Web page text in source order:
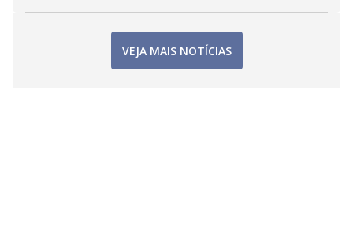
VEJA MAIS NOTÍCIAS